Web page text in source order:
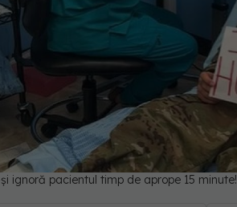
ignoră pacientul timp de aprope 15 minute!